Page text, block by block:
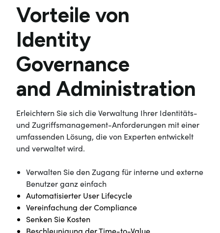
Vorteile von
Identity
Governance
and Administration
Erleichtern Sie sich die Verwaltung Ihrer Identitäts-
und Zugriffsmanagement-Anforderungen mit einer
umfassenden Lösung, die von Experten entwickelt
und verwaltet wird.
Verwalten Sie den Zugang für interne und externe
Benutzer ganz einfach
Automatisierter User Lifecycle
Vereinfachung der Compliance
Senken Sie Kosten